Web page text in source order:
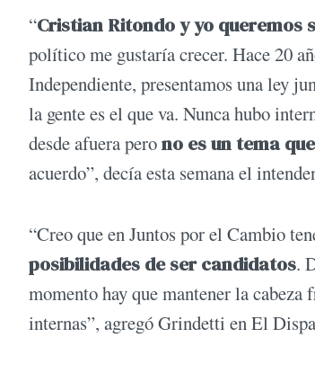
“Cristian Ritondo y yo queremos
político me gustaría crecer. Hace 20
Independiente, presentamos una ley
la gente es el que va. Nunca hubo
desde afuera perono es un tema
acuerdo”, decía esta semana el
“Creo que en Juntos por el Cambio
posibilidades de ser candidatos.
momento hay que mantener la cabeza
internas”, agregó Grindetti en El